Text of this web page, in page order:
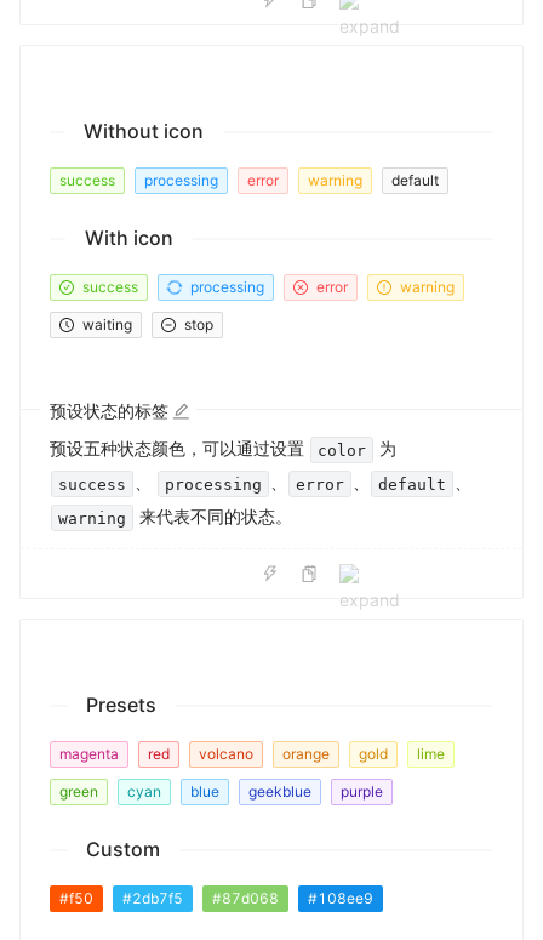
Without icon
success processing error warning default
With icon
success processing error warning
waiting stop
预设状态的标签
预设五种状态颜色，可以通过设置
color 为
success processing error default
warning 来代表不同的状态。
Presets
magenta red volcano orange gold lime
green cyan blue geekblue purple
Custom
#f50 #2db7f5 #87d068 #108ee9